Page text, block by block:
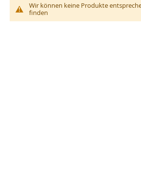
Wir können keine Produkte
finden